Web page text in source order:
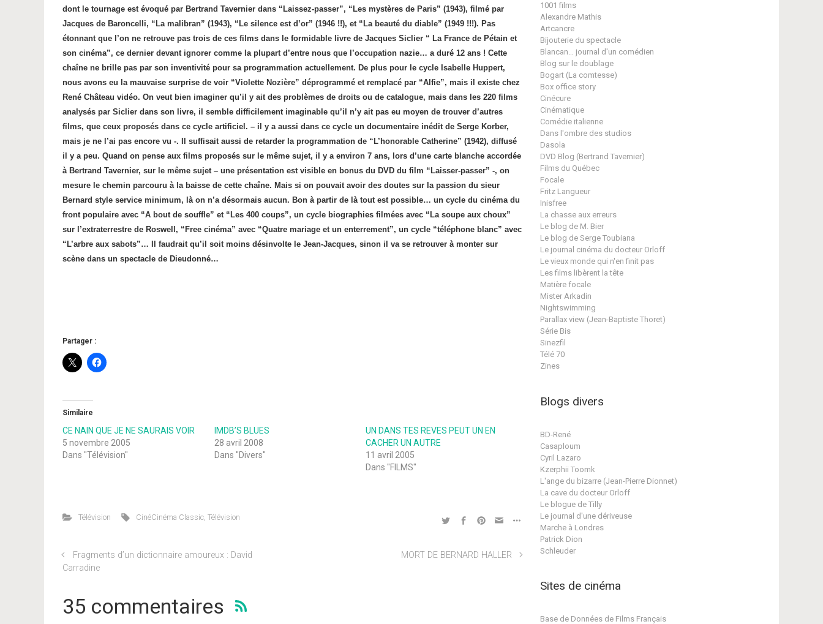
dont le tournage est évoqué par Bertrand Tavernier dans “Laissez-passer”, “Les mystères de Paris” (1943), filmé par
Jacques de Baroncelli, “La malibran” (1943), “Le silence est d’or” (1946 !!), et “La beauté du diable” (1949 !!!). Pas
étonnant que l’on ne retrouve pas trois de ces films dans le formidable livre de Jacques Siclier “ La France de Pétain et
son cinéma”, ce dernier devant ignorer comme la plupart d’entre nous que l’occupation nazie… a duré 12 ans ! Cette
chaîne ne brille pas par son inventivité pour sa programmation actuellement. De plus pour le cycle Isabelle Huppert,
nous avons eu la mauvaise surprise de voir “Violette Nozière” déprogrammé et remplacé par “Alfie”, mais il existe chez
René Château vidéo. On veut bien imaginer qu’il y ait des problèmes de droits ou de catalogue, mais dans les 220 films
analysés par Siclier dans son livre, il semble difficilement imaginable qu’il n’y ait pas eu moyen de trouver d’autres
films, que ceux proposés dans ce cycle artificiel. – il y a aussi dans ce cycle un documentaire inédit de Serge Korber,
mais je ne l’ai pas encore vu -. Il suffisait aussi de retarder la programmation de “L’honorable Catherine” (1942), diffusé
il y a peu. Quand on pense aux films proposés sur le même sujet, il y a environ 7 ans, lors d’une carte blanche accordée
à Bertrand Tavernier, sur le même sujet – une présentation est visible en bonus du DVD du film “Laisser-passer” -, on
mesure le chemin parcouru à la baisse de cette chaîne. Mais si on pouvait avoir des doutes sur la passion du sieur
Bernard style service minimum, là on n’a désormais aucun. Bon à partir de là tout est possible… un cycle du cinéma du
front populaire avec “A bout de souffle” et “Les 400 coups”, un cycle biographies filmées avec “La soupe aux choux”
sur l’extraterrestre de Roswell, “Free cinéma” avec “Quatre mariage et un enterrement”, un cycle “téléphone blanc” avec
“L’arbre aux sabots”… Il faudrait qu’il soit moins désinvolte le Jean-Jacques, sinon il va se retrouver à monter sur
scène dans un spectacle de Dieudonné…
Partager :
Similaire
CE NAIN QUE JE NE SAURAIS VOIR
5 novembre 2005
Dans "Télévision"
IMDB’S BLUES
28 avril 2008
Dans "Divers"
UN DANS TES REVES PEUT UN EN
CACHER UN AUTRE
11 avril 2005
Dans "FILMS"
Télévision CinéCinéma Classic ,Télévision
Fragments d’un dictionnaire amoureux : David
Carradine
MORT DE BERNARD HALLER
35 commentaires
1001 films
Alexandre Mathis
Artcancre
Bijouterie du spectacle
Blancan… journal d'un comédien
Blog sur le doublage
Bogart (La comtesse)
Box office story
Cinécure
Cinématique
Comédie italienne
Dans l'ombre des studios
Dasola
DVD Blog (Bertrand Tavernier)
Films du Québec
Focale
Fritz Langueur
Inisfree
La chasse aux erreurs
Le blog de M. Bier
Le blog de Serge Toubiana
Le journal cinéma du docteur Orloff
Le vieux monde qui n'en finit pas
Les films libèrent la tête
Matière focale
Mister Arkadin
Nightswimming
Parallax view (Jean-Baptiste Thoret)
Série Bis
Sinezfil
Télé 70
Zines
Blogs divers
BD-René
Casaploum
Cyril Lazaro
Kzerphii Toomk
L'ange du bizarre (Jean-Pierre Dionnet)
La cave du docteur Orloff
Le blogue de Tilly
Le journal d'une dériveuse
Marche à Londres
Patrick Dion
Schleuder
Sites de cinéma
Base de Données de Films Français